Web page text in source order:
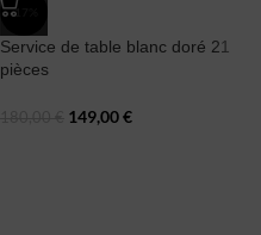
-17%
Service de table blanc doré 21
pièces
149,00€